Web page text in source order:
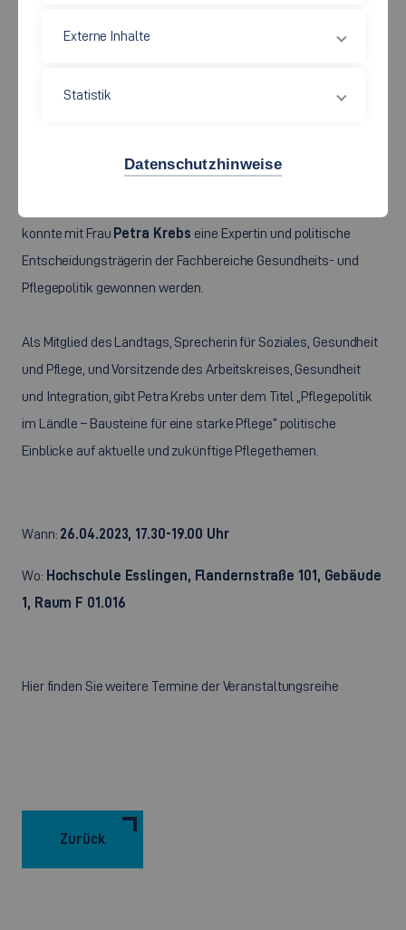
Für die pflegepolitischeVortragsreihe „Pflege meets
konnte mit Frau Petra Krebs eine Expertin und politische
Entscheidungsträgerin der Fachbereiche Gesundheits- und
Pflegepolitik gewonnen werden.
Als Mitglied des Landtags, Sprecherin für Soziales, Gesundheit
und Pflege, und Vorsitzende des Arbeitskreises, Gesundheit
und Integration, gibt Petra Krebs unter dem Titel „Pflegepolitik
im Ländle – Bausteine für eine starke Pflege“ politische
Einblicke auf aktuelle und zukünftige Pflegethemen.
Wann: 26.04.2023, 17.30-19.00 Uhr
Wo: Hochschule Esslingen, Flandernstraße 101, Gebäude
1, Raum F 01.016
Hier finden Sie weitere Termine der Veranstaltungsreihe
Zurück
Externe Inhalte
Statistik
Datenschutzhinweise